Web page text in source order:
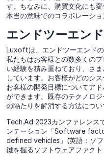
す。ちなみに、購買文化にも
本当の意味でのコラボレーショ
エンドツーエン
Luxoftは、エンドツーエンドの
私たちはお客様との数多くの
い経験を積み重ねており、さ
しています。お客様がどのシ
お客様の開発目標についてア
ができます。既存のテクノロ
の隔たりを解消する方法につ
Tech.Ad 2023カンファレン
ンテーション「Software
defined vehicles」(英語：ソ
鍵を握るソフトウェアファクト